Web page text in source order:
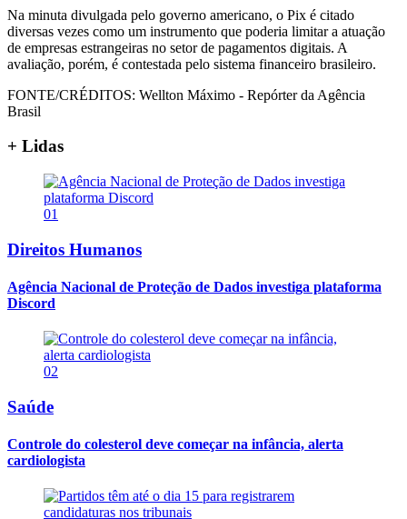
Na minuta divulgada pelo governo americano, o Pix é citado
diversas vezes como um instrumento que poderia limitar a atuação
de empresas estrangeiras no setor de pagamentos digitais. A
avaliação, porém, é contestada pelo sistema financeiro brasileiro.
FONTE/CRÉDITOS: Wellton Máximo - Repórter da Agência
Brasil
+ Lidas
01
Direitos Humanos
Agência Nacional de Proteção de Dados investiga plataforma
Discord
02
Saúde
Controle do colesterol deve começar na infância, alerta
cardiologista